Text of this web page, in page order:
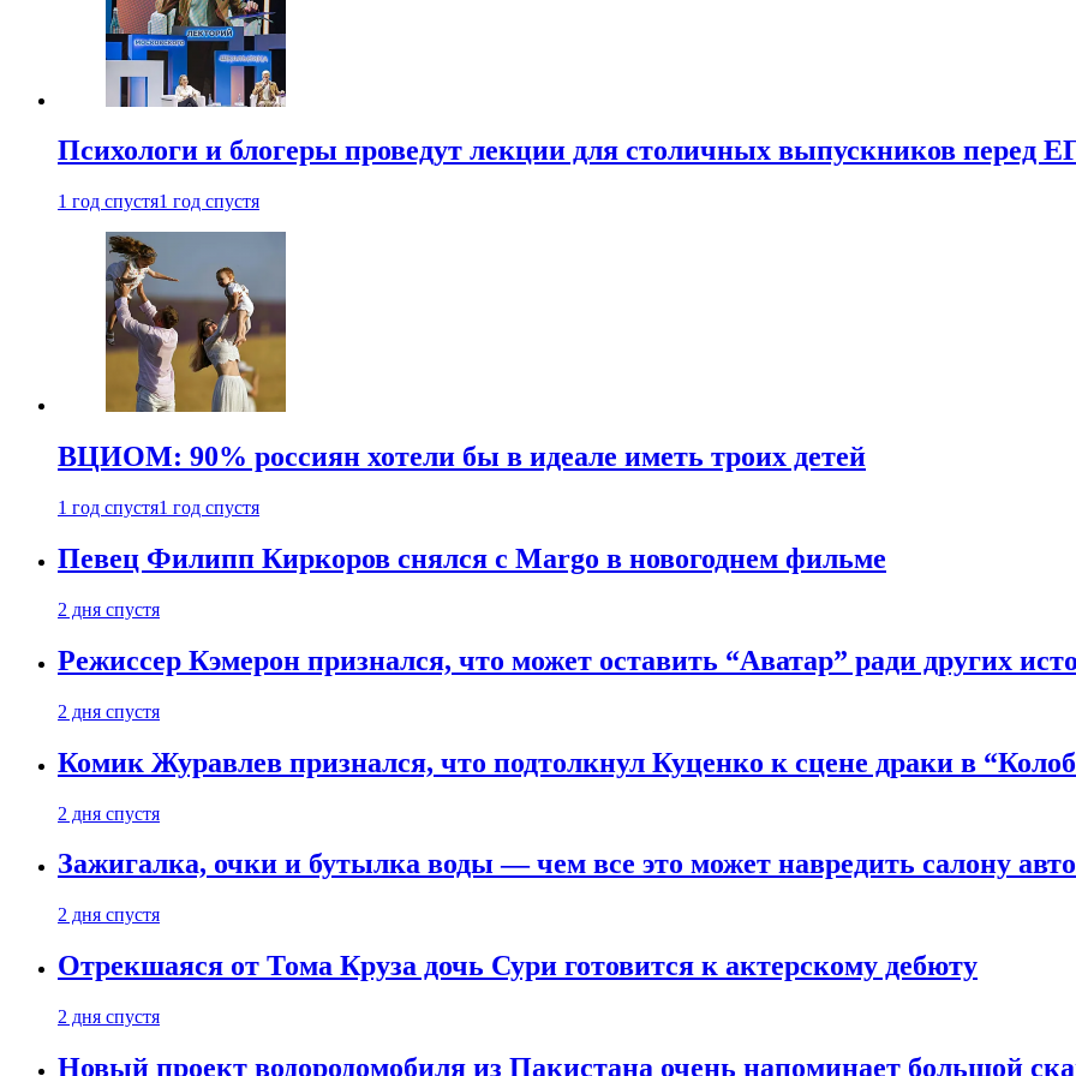
Психологи и блогеры проведут лекции для столичных выпускников перед
1 год спустя1 год спустя
ВЦИОМ: 90% россиян хотели бы в идеале иметь троих детей
1 год спустя1 год спустя
Певец Филипп Киркоров снялся с Margo в новогоднем фильме
2 дня спустя
Режиссер Кэмерон признался, что может оставить “Аватар” ради других
2 дня спустя
Комик Журавлев признался, что подтолкнул Куценко к сцене драки в
2 дня спустя
Зажигалка, очки и бутылка воды — чем все это может навредить салону
2 дня спустя
Отрекшаяся от Тома Круза дочь Сури готовится к актерскому дебюту
2 дня спустя
Новый проект водородомобиля из Пакистана очень напоминает большой